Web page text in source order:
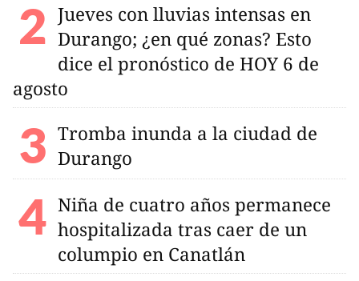
Jueves con lluvias intensas en
Durango; ¿en qué zonas? Esto
dice el pronóstico de HOY 6 de
agosto
Tromba inunda a la ciudad de
Durango
Niña de cuatro años permanece
hospitalizada tras caer de un
columpio en Canatlán